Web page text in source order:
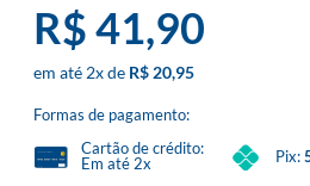
R$ 41,90
2x R$ 20,95
Formas de pagamento:
Cartão de crédito:
Em até 2x
Pix: